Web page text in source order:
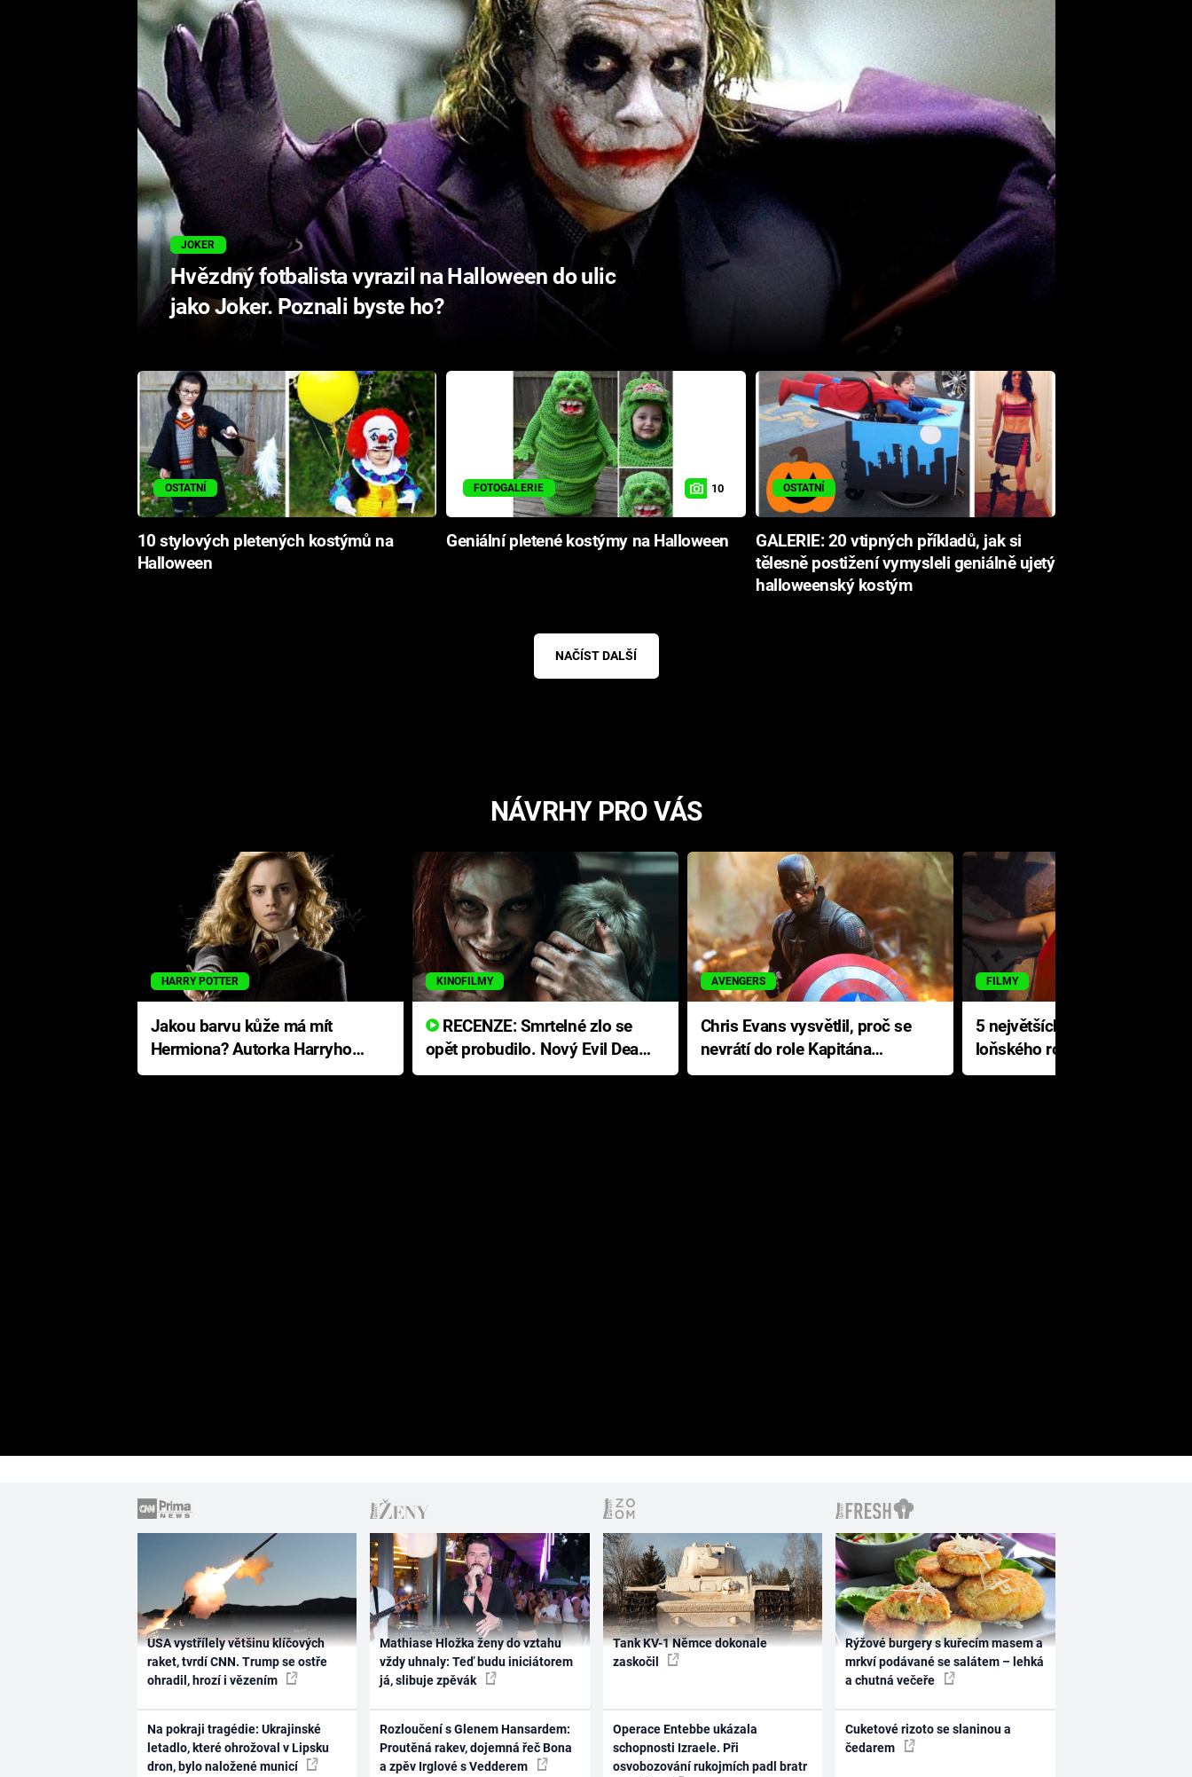
JOKER
Hvězdný fotbalista vyrazil na Halloween do ulic
jako Joker. Poznali byste ho?
OSTATNÍ
10 stylových pletených kostýmů na
Halloween
FOTOGALERIE 10
Geniální pletené kostýmy na Halloween
OSTATNÍ
GALERIE: 20 vtipných příkladů, jak si
tělesně postižení vymysleli geniálně ujetý
halloweenský kostým
NAČÍST DALŠÍ
NÁVRHY PRO VÁS
HARRY POTTER
Jakou barvu kůže má mít
Hermiona? Autorka Harryho
Pottera přišla s ráznou
KINOFILMY
RECENZE: Smrtelné zlo se
opět probudilo. Nový Evil Dead
přichází s neodolatelnou
AVENGERS
Chris Evans vysvětlil, proč se
nevrátí do role Kapitána
Ameriky
FILMY
5 největších propadáků
loňského roku: Disney na
jediné katastrofě prodělal 200
USA vystřílely většinu klíčových
raket, tvrdí CNN. Trump se ostře
ohradil, hrozí i vězením
Na pokraji tragédie: Ukrajinské
letadlo, které ohrožoval v Lipsku
dron, bylo naložené municí
Mathiase Hložka ženy do vztahu
vždy uhnaly: Teď budu iniciátorem
já, slibuje zpěvák
Rozloučení s Glenem Hansardem:
Proutěná rakev, dojemná řeč Bona
a zpěv Irglové s Vedderem
Tank KV-1 Němce dokonale
zaskočil
Operace Entebbe ukázala
schopnosti Izraele. Při
osvobozování rukojmích padl bratr
Rýžové burgery s kuřecím masem a
mrkví podávané se salátem – lehká
a chutná večeře
Cuketové rizoto se slaninou a
čedarem